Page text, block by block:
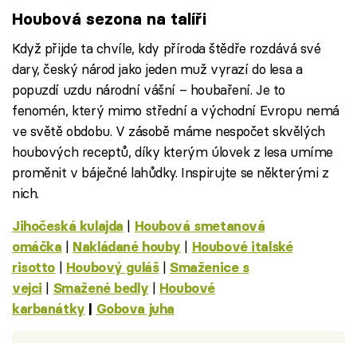
Houbová sezona na talíři
Když přijde ta chvíle, kdy příroda štědře rozdává své
dary, český národ jako jeden muž vyrazí do lesa a
popuzdí uzdu národní vášní – houbaření. Je to
fenomén, který mimo střední a východní Evropu nemá
ve světě obdobu. V zásobě máme nespočet skvělých
houbových receptů, díky kterým úlovek z lesa umíme
proměnit v báječné lahůdky. Inspirujte se některými z
nich.
Jihočeská kulajda | Houbová smetanová
omáčka | Nakládané houby | Houbové italské
risotto | Houbový guláš|Smaženice s
vejci | Smažené bedly | Houbové
karbanátky
Gobova juha